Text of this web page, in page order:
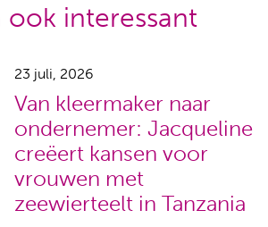
ook interessant
23 juli, 2026
Van kleermaker naar
ondernemer: Jacqueline
creëert kansen voor
vrouwen met
zeewierteelt in Tanzania